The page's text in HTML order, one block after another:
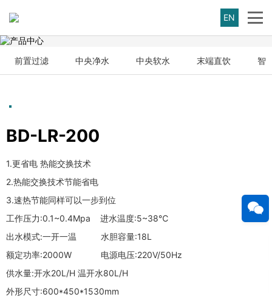
EN
前置过滤 中央净水 中央软水 末端直饮 智
BD-LR-200
1.更省电 热能交换技术
2.热能交换技术节能省电
3.速热节能同样可以一步到位
工作压力:0.1~0.4Mpa 进水温度:5~38℃
出水模式:一开一温 水胆容量:18L
额定功率:2000W 电源电压:220V/50Hz
供水量:开水20L/H 温开水80L/H
外形尺寸:600*450*1530mm